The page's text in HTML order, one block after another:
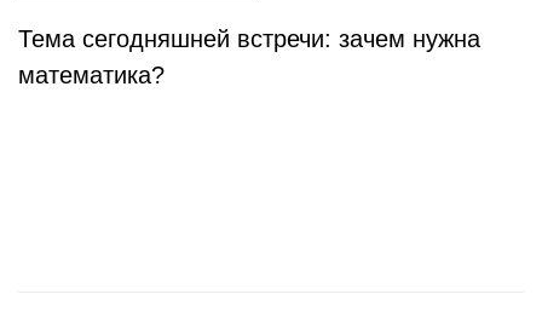
Тема сегодняшней встречи: зачем нужна
математика?